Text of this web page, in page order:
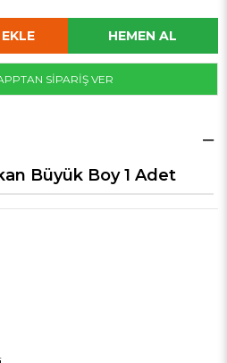
SİPARİŞ VER
Büyük Boy 1 Adet